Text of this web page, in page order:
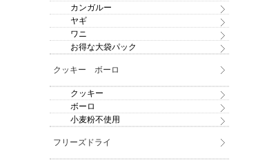
カンガルー
ヤギ
ワニ
お得な大袋パック
クッキー ボーロ
クッキー
ボーロ
小麦粉不使用
フリーズドライ